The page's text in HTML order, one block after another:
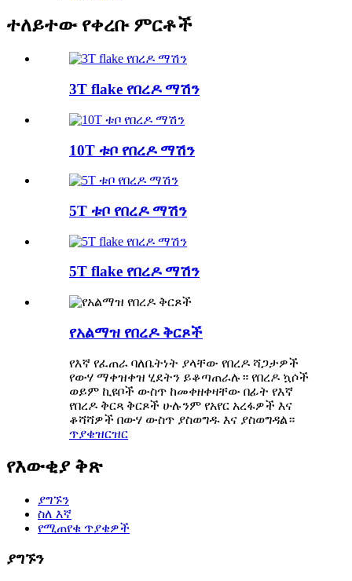
ተለይተው የቀረቡ ምርቶች
3T flake የበረዶ ማሽን
10T ቱቦ የበረዶ ማሽን
5T ቱቦ የበረዶ ማሽን
5T flake የበረዶ ማሽን
የአልማዝ የበረዶ ቅርጾች
የእኛ የፈጠራ ባለቤትነት ያላቸው የበረዶ ሻጋታዎች
የውሃ ማቀዝቀዝ ሂደትን ይቆጣጠራሉ። የበረዶ ኳሶች
ወይም ኪዩቦች ውስጥ ከመቀዘቀዛቸው በፊት የእኛ
የበረዶ ቅርጻ ቅርጾች ሁሉንም የአየር አረፋዎች እና
ቆሻሻዎች በውሃ ውስጥ ያስወግዱ እና ያስወግዳል።
ጥያቄዝርዝር
የእውቂያ ቅጽ
ያግኙን
ስለ እኛ
የሚጠየቁ ጥያቄዎች
ያግኙን